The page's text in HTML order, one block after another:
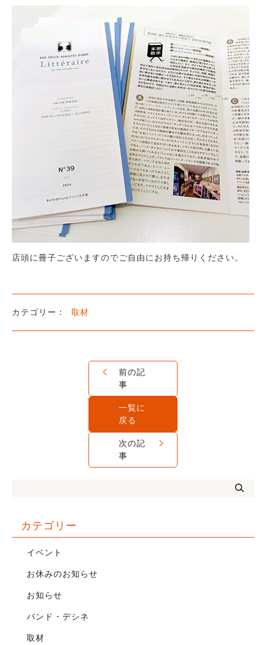
店頭に冊子ございますのでご自由にお持ち帰りください。
取材
前の記
事
一覧に
戻る
次の記
事
カテゴリー
イベント
お休みのお知らせ
お知らせ
バンド・デシネ
取材